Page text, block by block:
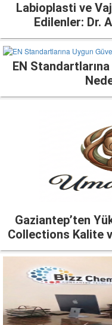
Labioplasti ve
Edilenler: Dr.
EN
Gaziantep’ten
Collections Kalite